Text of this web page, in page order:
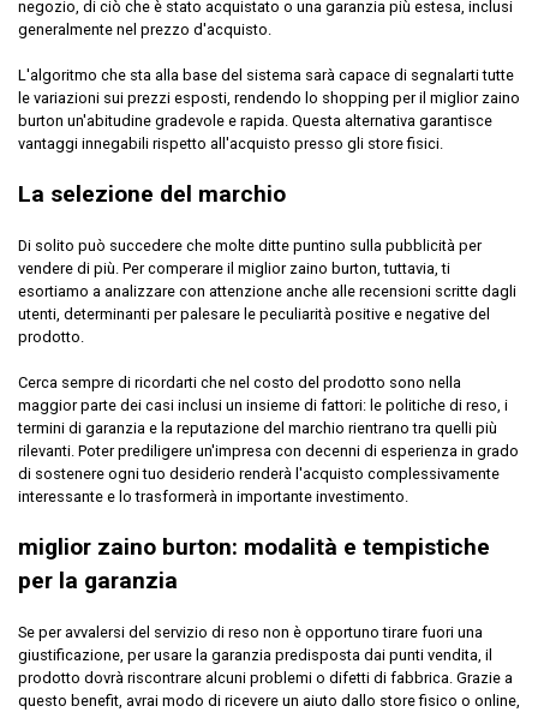
negozio, di ciò che è stato acquistato o una garanzia più estesa, inclusi
generalmente nel prezzo d'acquisto.
L'algoritmo che sta alla base del sistema sarà capace di segnalarti tutte
le variazioni sui prezzi esposti, rendendo lo shopping per il miglior zaino
burton un'abitudine gradevole e rapida. Questa alternativa garantisce
vantaggi innegabili rispetto all'acquisto presso gli store fisici.
La selezione del marchio
Di solito può succedere che molte ditte puntino sulla pubblicità per
vendere di più. Per comperare il miglior zaino burton, tuttavia, ti
esortiamo a analizzare con attenzione anche alle recensioni scritte dagli
utenti, determinanti per palesare le peculiarità positive e negative del
prodotto.
Cerca sempre di ricordarti che nel costo del prodotto sono nella
maggior parte dei casi inclusi un insieme di fattori: le politiche di reso, i
termini di garanzia e la reputazione del marchio rientrano tra quelli più
rilevanti. Poter prediligere un'impresa con decenni di esperienza in grado
di sostenere ogni tuo desiderio renderà l'acquisto complessivamente
interessante e lo trasformerà in importante investimento.
miglior zaino burton: modalità e tempistiche
per la garanzia
Se per avvalersi del servizio di reso non è opportuno tirare fuori una
giustificazione, per usare la garanzia predisposta dai punti vendita, il
prodotto dovrà riscontrare alcuni problemi o difetti di fabbrica. Grazie a
questo benefit, avrai modo di ricevere un aiuto dallo store fisico o online,